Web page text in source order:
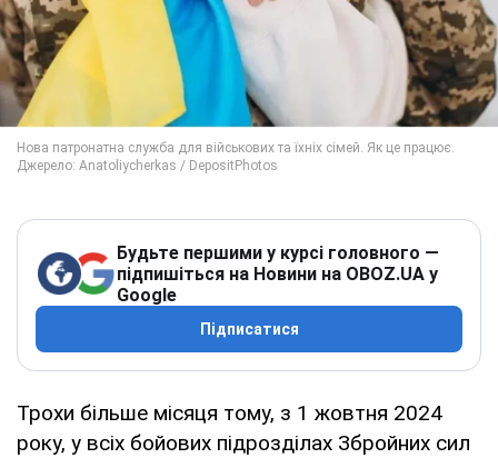
Будьте першими у курсі головного —
підпишіться на Новини на OBOZ.UA у
Google
Підписатися
Трохи більше місяця тому, з 1 жовтня 2024
року, у всіх бойових підрозділах Збройних сил